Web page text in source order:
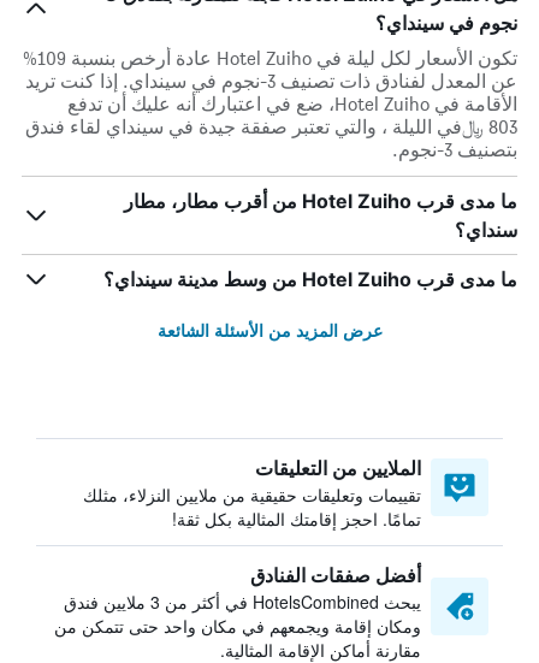
نجوم في سينداي؟
تكون الأسعار لكل ليلة في Hotel Zuiho عادة أرخص بنسبة 109%
عن المعدل لفنادق ذات تصنيف 3-نجوم في سينداي. إذا كنت تريد
الأقامة في Hotel Zuiho، ضع في اعتبارك أنه عليك أن تدفع
803 ﷼في الليلة ، والتي تعتبر صفقة جيدة في سينداي لقاء فندق
بتصنيف 3-نجوم.
ما مدى قرب Hotel Zuiho من أقرب مطار، مطار
سنداي؟
ما مدى قرب Hotel Zuiho من وسط مدينة سينداي؟
عرض المزيد من الأسئلة الشائعة
الملايين من التعليقات
تقييمات وتعليقات حقيقية من ملايين النزلاء، مثلك
تمامًا. احجز إقامتك المثالية بكل ثقة!
أفضل صفقات الفنادق
يبحث HotelsCombined في أكثر من 3 ملايين فندق
ومكان إقامة ويجمعهم في مكان واحد حتى تتمكن من
مقارنة أماكن الإقامة المثالية.